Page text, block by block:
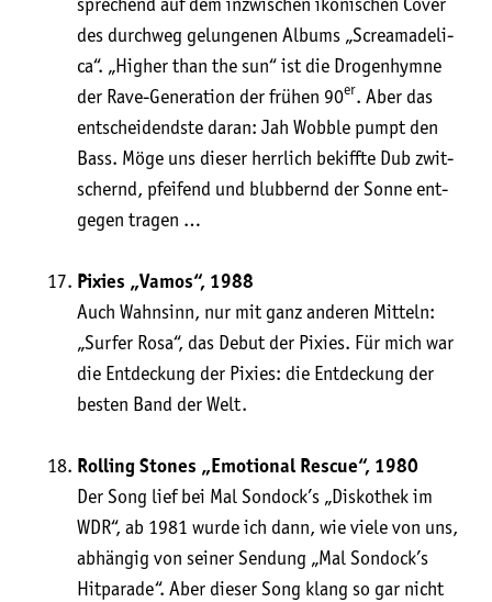
des durch­weg gelun­ge­nen Albums „Screa­m­ade­li­
ca“. „Hig­her than the sun“ ist die Dro­gen­hym­ne
der Rave-Gene­ra­ti­on der frü­hen 90er. Aber das
ent­schei­dends­te dar­an: Jah Wob­ble pumpt den
Bass. Möge uns die­ser herr­lich bekiff­te Dub zwit­
schernd, pfei­fend und blub­bernd der Son­ne ent­
ge­gen tragen …
Pixies „Vamos“, 1988
Auch Wahn­sinn, nur mit ganz ande­ren Mit­teln:
„Sur­fer Rosa“, das Debut der Pixies. Für mich war
die Ent­de­ckung der Pixies: die Ent­de­ckung der
bes­ten Band der Welt.
Rol­ling Stones „Emo­tio­nal Res­cue“, 1980
Der Song lief bei Mal Sondock’s „Dis­ko­thek im
WDR“, ab 1981 wur­de ich dann, wie vie­le von uns,
abhän­gig von sei­ner Sen­dung „Mal Sondock’s
Hit­pa­ra­de“. Aber die­ser Song klang so gar nicht